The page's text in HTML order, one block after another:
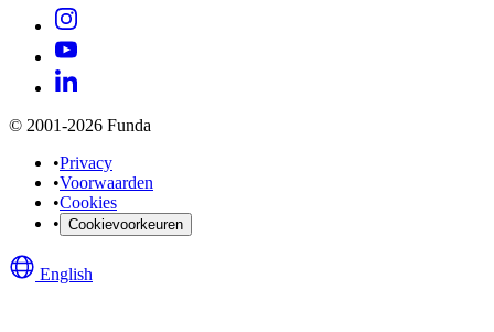
© 2001-2026 Funda
•Privacy
•Voorwaarden
•Cookies
• Cookievoorkeuren
English